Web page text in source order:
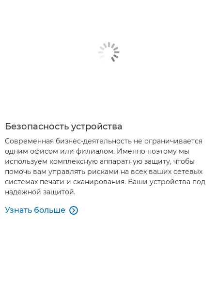
Безопасность устройства
Современная бизнес-деятельность не ограничивается
одним офисом или филиалом. Именно поэтому мы
используем комплексную аппаратную защиту, чтобы
помочь вам управлять рисками на всех ваших сетевых
системах печати и сканирования. Ваши устройства под
надежной защитой.
Узнать больше 